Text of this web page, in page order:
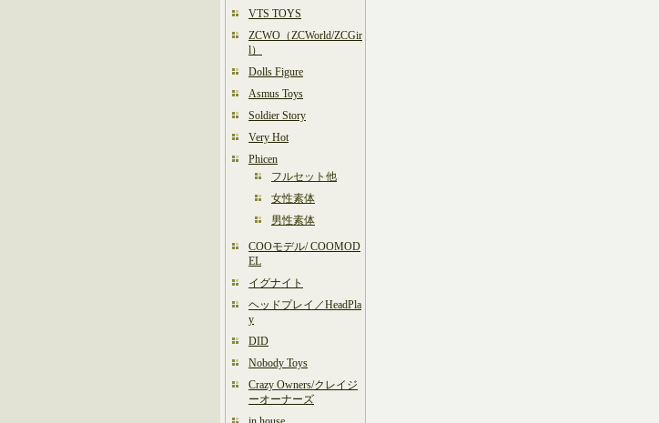
VTS TOYS
ZCWO（ZCWorld/ZCGir
l）
Dolls Figure
Asmus Toys
Soldier Story
Very Hot
Phicen
フルセット他
女性素体
男性素体
COOモデル/ COOMOD
EL
イグナイト
ヘッドプレイ／HeadPla
y
DID
Nobody Toys
Crazy Owners/クレイジ
ーオーナーズ